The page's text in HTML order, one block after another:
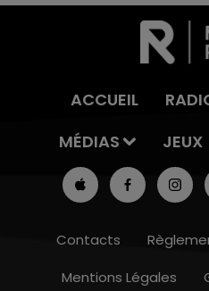
ACCUEIL
MÉDIAS
JEUX
Contacts
Mentions Légales